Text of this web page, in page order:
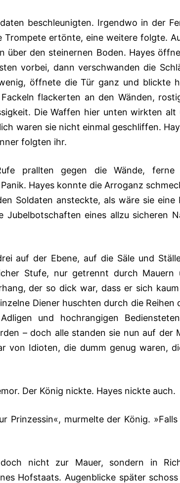
beschleunigten. Irgendwo in der
Trompete ertönte, eine weitere folgte.
über den steinernen Boden. Hayes
vorbei, dann verschwanden die
öffnete die Tür ganz und blickte
flackerten an den Wänden,
Die Waffen hier unten wirkten alt
waren sie nicht einmal geschliffen.
folgten ihr.
prallten gegen die Wände, ferne
Hayes konnte die Arroganz
Soldaten ansteckte, als wäre sie eine
Jubelbotschaften eines allzu sicheren
auf der Ebene, auf die Säle und
Stufe, nur getrennt durch Mauern
der so dick war, dass er sich
Diener huschten durch die Reihen
und hochrangigen
– doch alle standen sie nun auf der
von Idioten, die dumm genug waren,
Der König nickte. Hayes nickte auch.
Prinzessin«, murmelte der König.
nicht zur Mauer, sondern in
Hofstaats. Augenblicke später